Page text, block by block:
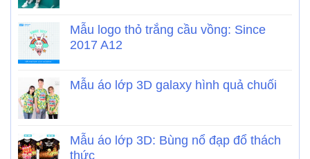
Mẫu logo thỏ trắng cầu vồng: Since
2017 A12
Mẫu áo lớp 3D galaxy hình quả chuối
Mẫu áo lớp 3D: Bùng nổ đạp đổ thách
thức